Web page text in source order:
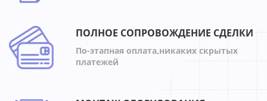
ПОЛНОЕ СОПРОВОЖДЕНИЕ СДЕЛКИ
По-этапная оплата,никаких скрытых
платежей